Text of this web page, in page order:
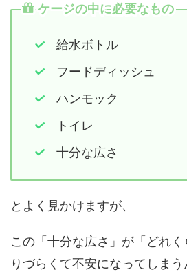
ケージの中に必要なもの
給水ボトル
フードディッシュ
ハンモック
トイレ
十分な広さ
とよく見かけますが、
この「十分な広さ」が「どれ
りづらくて不安になってしま